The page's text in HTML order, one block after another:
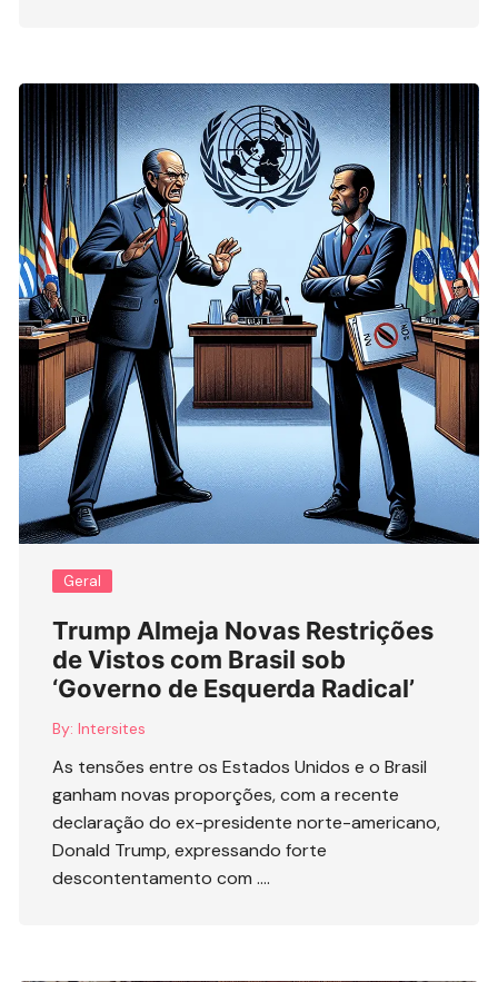
Geral
Trump Almeja Novas Restrições
de Vistos com Brasil sob
‘Governo de Esquerda Radical’
By: Intersites
As tensões entre os Estados Unidos e o Brasil
ganham novas proporções, com a recente
declaração do ex-presidente norte-americano,
Donald Trump, expressando forte
descontentamento com ….